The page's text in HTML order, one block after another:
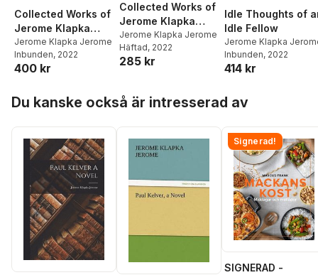
Collected Works of
Jerome Klapka
Jerome
Jerome Klapka Jerome
Inbunden, 2022
400 kr
Collected Works of
Jerome Klapka
Jerome
Jerome Klapka Jerome
Häftad, 2022
285 kr
Idle Thoughts of
Idle Fellow
Jerome Klapka
Inbunden, 2022
414 kr
Du kanske också är intresserad av
Signerad!
SIGNERAD -